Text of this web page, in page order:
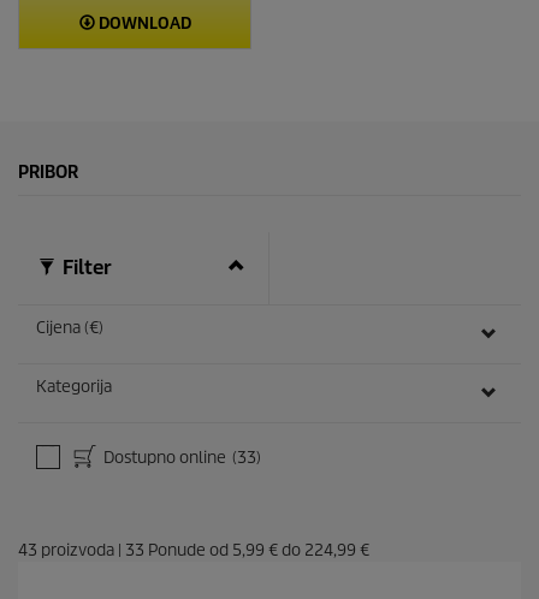
DOWNLOAD
PRIBOR
Filter
Cijena (€)
Kategorija
Dostupno online (33)
43 proizvoda | 33 Ponude od 5,99 €do 224,99 €